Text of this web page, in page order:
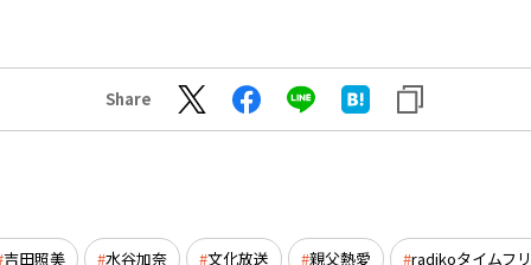
Share
吉田照美 水谷加奈 文化放送 親父熱愛 radikoタイムフ